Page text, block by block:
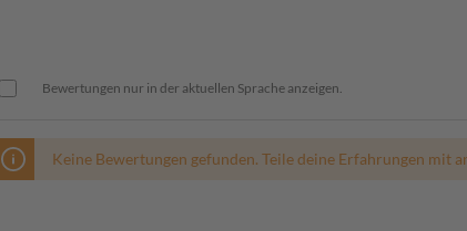
Bewertungen nur in der aktuellen Sprache anzeigen.
Keine Bewertungen gefunden. Teile deine Erfahrungen mit